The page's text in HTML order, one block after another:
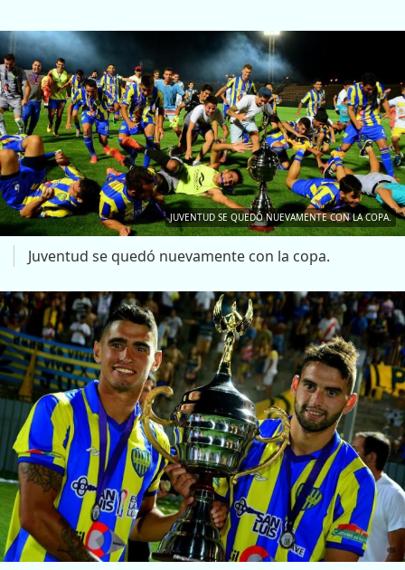
JUVENTUD SE QUEDÓ NUEVAMENTE CON LA COPA.
Juventud se quedó nuevamente con la copa.